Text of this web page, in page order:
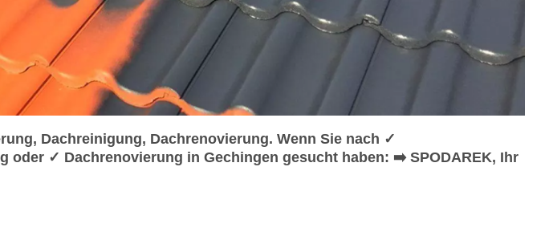
Dachreinigung, Dachrenovierung. Wenn Sie nach ✓
✓ Dachrenovierung in Gechingen gesucht haben: ➡️ SPODAREK, Ihr